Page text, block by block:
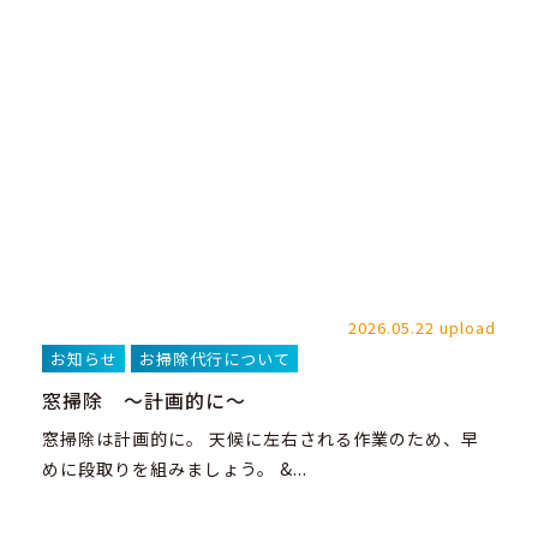
2026.05.22 upload
お知らせ
お掃除代行について
窓掃除 ～計画的に～
窓掃除は計画的に。 天候に左右される作業のため、早
めに段取りを組みましょう。 &...